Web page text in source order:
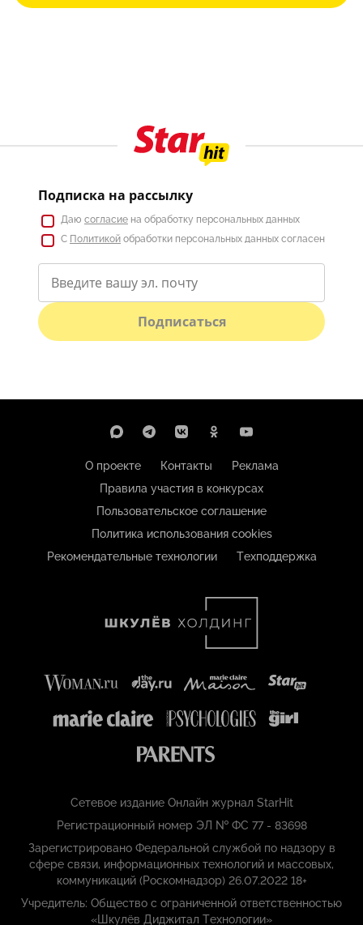
Подписка на рассылку
Даю согласие на обработку персональных данных
С Политикой обработки персональных данных согласен
Подписаться
О проекте Контакты
Реклама
Правила участия в конкурсах
Пользовательское соглашение
Политика использования cookies
Рекомендательные технологии
Техподдержка
Сетевое издание Онлайн журнал StarHit
Регистрационный номер ЭЛ № ФС 77 - 83698
Зарегистрировано Федеральной службой по надзору в
сфере связи, информационных технологий и массовых,
коммуникаций (Роскомнадзор) 26.07.2022 18+
Учредитель: Общество с ограниченной ответственностью
«Шкулёв Диджитал Технологии»